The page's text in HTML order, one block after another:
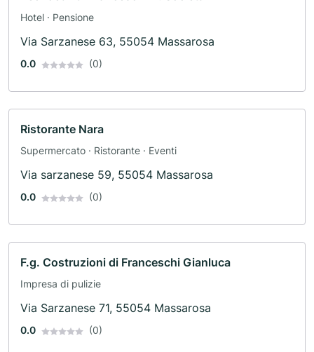
Hotel · Pensione
Via Sarzanese 63, 55054 Massarosa
0.0 (0)
Ristorante Nara
Supermercato · Ristorante · Eventi
Via sarzanese 59, 55054 Massarosa
0.0 (0)
F.g. Costruzioni di Franceschi Gianluca
Impresa di pulizie
Via Sarzanese 71, 55054 Massarosa
0.0 (0)